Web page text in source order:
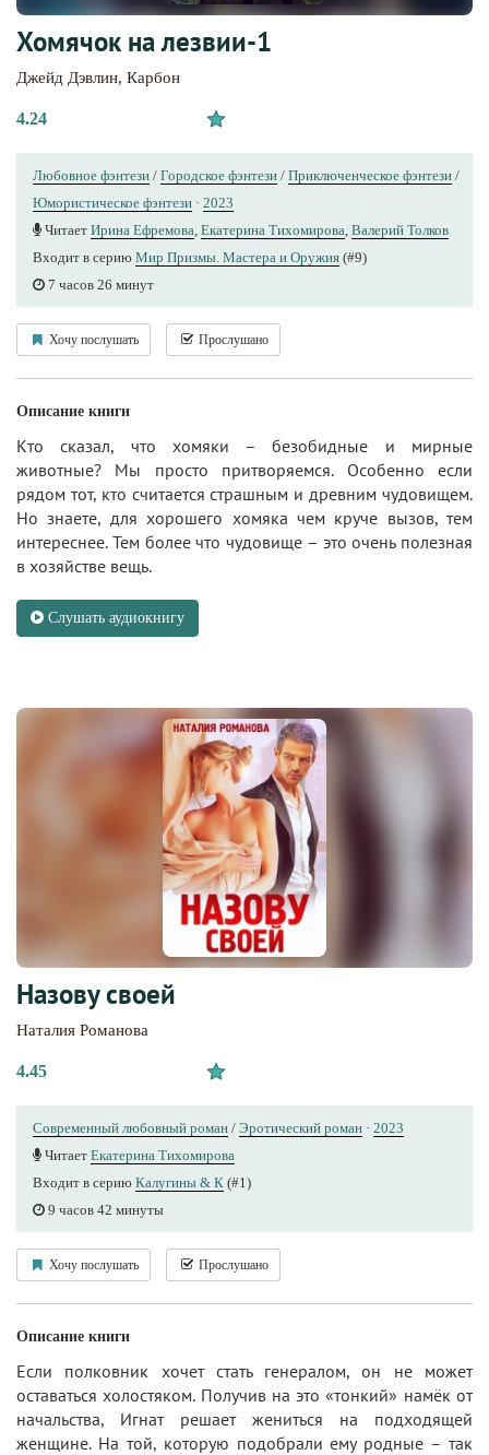
Хомячок на лезвии-1
Джейд Дэвлин, Карбон
4.24
Любовное фэнтези / Городское фэнтези / Приключенческое фэнтези /
Юмористическое фэнтези · 2023
Читает Ирина Ефремова Екатерина Тихомирова Валерий Толков
Входит в серию Мир Призмы. Мастера и Оружия (#9)
7 часов 26 минут
Хочу послушать Прослушано
Описание книги
Кто сказал, что хомяки – безобидные и мирные
животные? Мы просто притворяемся. Особенно если
рядом тот, кто считается страшным и древним чудовищем.
Но знаете, для хорошего хомяка чем круче вызов, тем
интереснее. Тем более что чудовище – это очень полезная
в хозяйстве вещь.
Слушать аудиокнигу
Назову своей
Наталия Романова
4.45
Современный любовный роман / Эротический роман · 2023
Читает Екатерина Тихомирова
Входит в серию Калугины & К (#1)
9 часов 42 минуты
Хочу послушать Прослушано
Описание книги
Если полковник хочет стать генералом, он не может
оставаться холостяком. Получив на это «тонкий» намёк от
начальства, Игнат решает жениться на подходящей
женщине. На той, которую подобрали ему родные – так